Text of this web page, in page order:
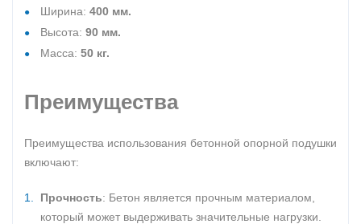
Ширина: 400 мм.
Высота: 90 мм.
Масса: 50 кг.
Преимущества
Преимущества использования бетонной опорной подушки
включают:
Прочность: Бетон является прочным материалом,
который может выдерживать значительные нагрузки.